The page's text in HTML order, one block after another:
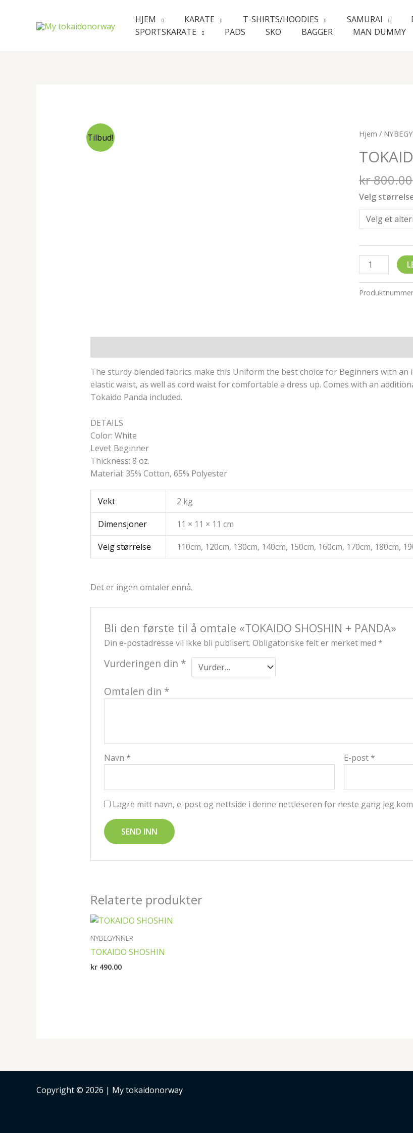
HJEM KARATE T-SHIRTS/HOODIES SAMURAI
SPORTSKARATE
PADS SKO BAGGER MAN DUMMY
Tilbud! Hjem /
kr800.00
Velg
TOKAIDO
antall
The sturdy blended fabrics make this Uniform the best choice for Beginners with
elastic waist, as well as cord waist for comfortable a dress up. Comes with an
Tokaido Panda included.
DETAILS
Color: White
Level: Beginner
Thickness: 8 oz.
Material: 35% Cotton, 65% Polyester
Vekt 2 kg
Dimensjoner 11 × 11 × 11 cm
Velg størrelse 110cm, 120cm, 130cm, 140cm, 150cm, 160cm, 170cm, 180cm,
Det er ingen omtaler ennå.
Bli den første til å omtale «TOKAIDO SHOSHIN + PANDA»
Din e-postadresse vil ikke bli publisert. Obligatoriske felt er merket med *
Vurderingen din *
Omtalen din *
Navn * E-post *
Lagre mitt navn, e-post og nettside i denne nettleseren for neste gang jeg
Relaterte produkter
NYBEGYNNER
TOKAIDO SHOSHIN
kr490.00
Copyright © 2026 | My tokaidonorway